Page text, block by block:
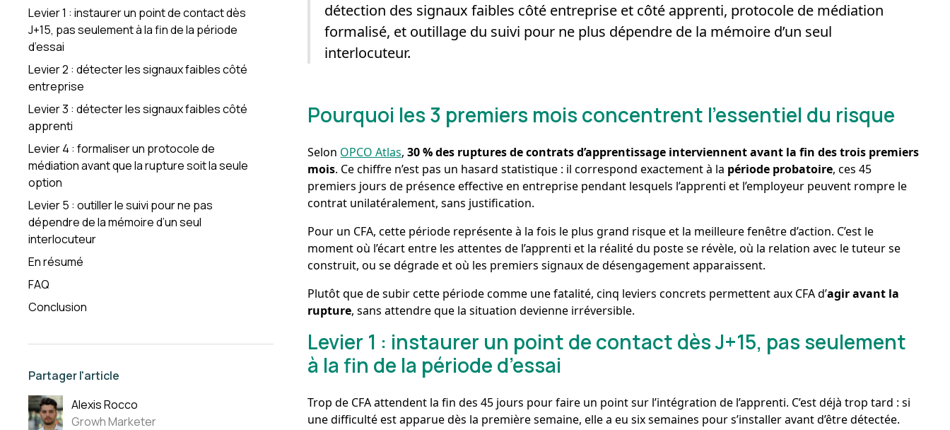
Levier 1 : instaurer un point de contact dès
J+15, pas seulement à la fin de la période
d’essai
Levier 2 : détecter les signaux faibles côté
entreprise
Levier 3 : détecter les signaux faibles côté
apprenti
Levier 4 : formaliser un protocole de
médiation avant que la rupture soit la seule
option
Levier 5 : outiller le suivi pour ne pas
dépendre de la mémoire d’un seul
interlocuteur
En résumé
FAQ
Conclusion
Partager l'article
Alexis Rocco
Growh Marketer
détection des signaux faibles côté entreprise et côté apprenti, protocole de médiation
formalisé, et outillage du suivi pour ne plus dépendre de la mémoire d’un seul
interlocuteur.
Pourquoi les 3 premiers mois concentrent l’essentiel du risque
Selon OPCO Atlas,30 % des ruptures de contrats d’apprentissage interviennent avant la fin des trois premiers
mois. Ce chiffre n’est pas un hasard statistique : il correspond exactement à la période probatoire, ces 45
premiers jours de présence effective en entreprise pendant lesquels l’apprenti et l’employeur peuvent rompre le
contrat unilatéralement, sans justification.
Pour un CFA, cette période représente à la fois le plus grand risque et la meilleure fenêtre d’action. C’est le
moment où l’écart entre les attentes de l’apprenti et la réalité du poste se révèle, où la relation avec le tuteur se
construit, ou se dégrade et où les premiers signaux de désengagement apparaissent.
Plutôt que de subir cette période comme une fatalité, cinq leviers concrets permettent aux CFA d’agir avant la
rupture, sans attendre que la situation devienne irréversible.
Levier 1 : instaurer un point de contact dès J+15, pas seulement
à la fin de la période d’essai
Trop de CFA attendent la fin des 45 jours pour faire un point sur l’intégration de l’apprenti. C’est déjà trop tard : si
une difficulté est apparue dès la première semaine, elle a eu six semaines pour s’installer avant d’être détectée.